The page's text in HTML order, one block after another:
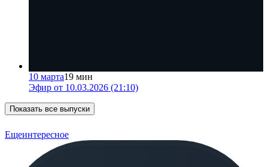
10 марта19 мин
Эфир от 10.03.2026 (21:10)
Показать все выпуски
Ещеинтересное